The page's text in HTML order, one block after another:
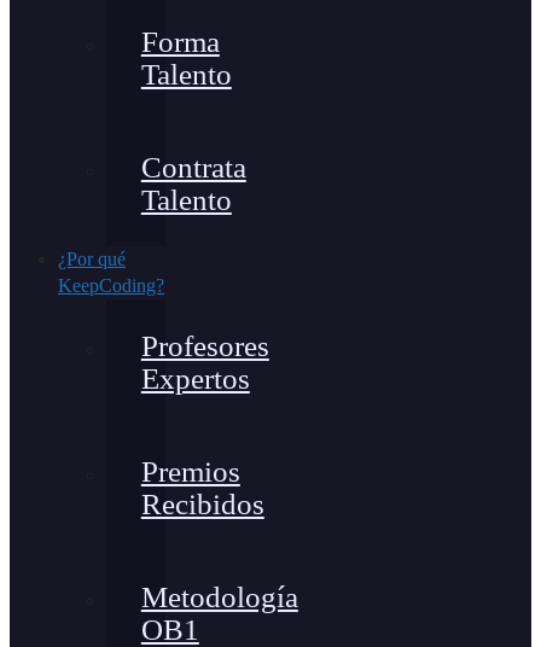
Forma
Talento
Contrata
Talento
¿Por qué
KeepCoding?
Profesores
Expertos
Premios
Recibidos
Metodología
OB1